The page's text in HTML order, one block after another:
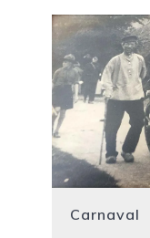
Carnaval